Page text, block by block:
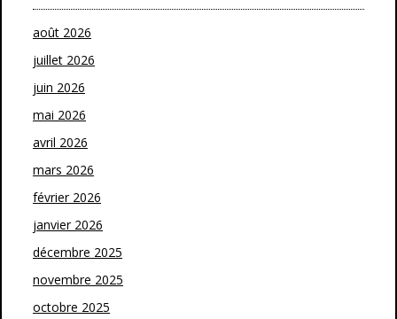
août 2026
juillet 2026
juin 2026
mai 2026
avril 2026
mars 2026
février 2026
janvier 2026
décembre 2025
novembre 2025
octobre 2025